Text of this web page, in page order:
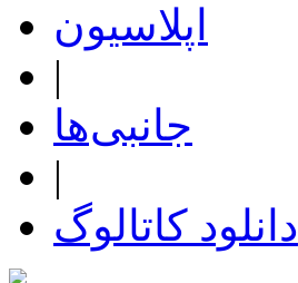
اپلاسیون
|
جانبی‌ها
|
دانلود کاتالوگ